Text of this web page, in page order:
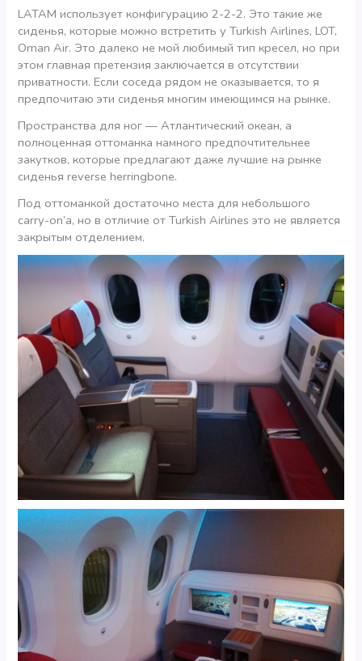
LATAM использует конфигурацию 2-2-2. Это такие же
сиденья, которые можно встретить у Turkish Airlines, LOT,
Oman Air. Это далеко не мой любимый тип кресел, но при
этом главная претензия заключается в отсутствии
приватности. Если соседа рядом не оказывается, то я
предпочитаю эти сиденья многим имеющимся на рынке.
Пространства для ног — Атлантический океан, а
полноценная оттоманка намного предпочтительнее
закутков, которые предлагают даже лучшие на рынке
сиденья reverse herringbone.
Под оттоманкой достаточно места для небольшого
carry-on’а, но в отличие от Turkish Airlines это не является
закрытым отделением.